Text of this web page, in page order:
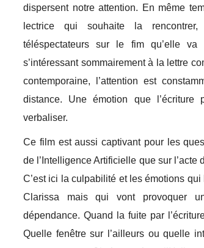
dispersent notre attention. En même
lectrice qui souhaite la
téléspectateurs sur le fim qu’elle va
s’intéressant sommairement à la lettre
contemporaine, l’attention est
distance. Une émotion que l’écriture
verbaliser.
Ce film est aussi captivant pour les
de l’Intelligence Artificielle que sur l’acte
C’est ici la culpabilité et les émotions
Clarissa mais qui vont provoquer
dépendance. Quand la fuite par
Quelle fenêtre sur l’ailleurs ou quelle